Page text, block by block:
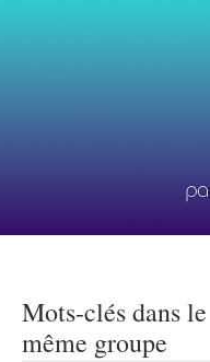
Mots-clés dans le
même groupe